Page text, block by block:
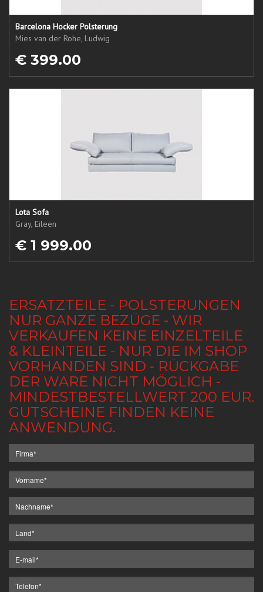
Barcelona Hocker Polsterung
Mies van der Rohe, Ludwig
€ 399.00
Lota Sofa
Gray, Eileen
€ 1 999.00
ERSATZTEILE - POLSTERUNGEN
NUR GANZE BEZÜGE - WIR
VERKAUFEN KEINE EINZELTEILE
& KLEINTEILE - NUR DIE IM SHOP
VORHANDEN SIND - RÜCKGABE
DER WARE NICHT MÖGLICH -
MINDESTBESTELLWERT 200 EUR.
GUTSCHEINE FINDEN KEINE
ANWENDUNG.